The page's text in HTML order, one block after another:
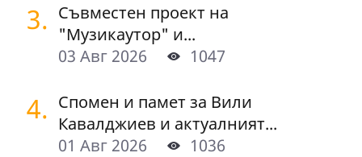
3. Съвместен проект на
"Музикаутор" и...
03 Авг 2026
1047
4. Спомен и памет за Вили
Кавалджиев и актуалният...
01 Авг 2026
1036